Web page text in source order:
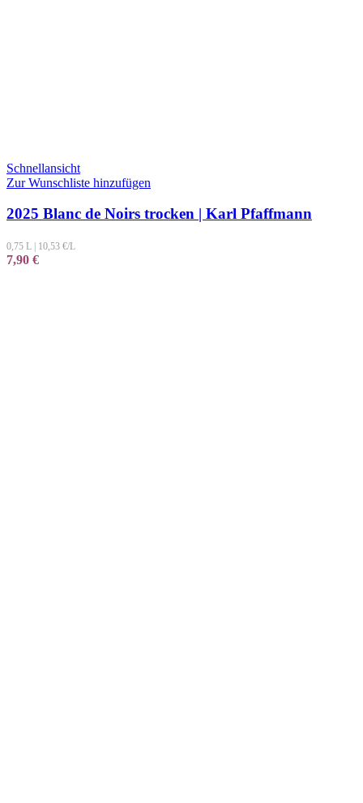
Schnellansicht
Zur Wunschliste hinzufügen
2025 Blanc de Noirs trocken | Karl Pfaffmann
0,75 L 10,53 €/L
7,90 €